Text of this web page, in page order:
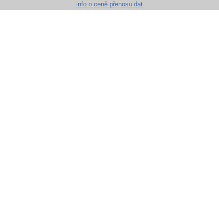
info o ceně přenosu dat